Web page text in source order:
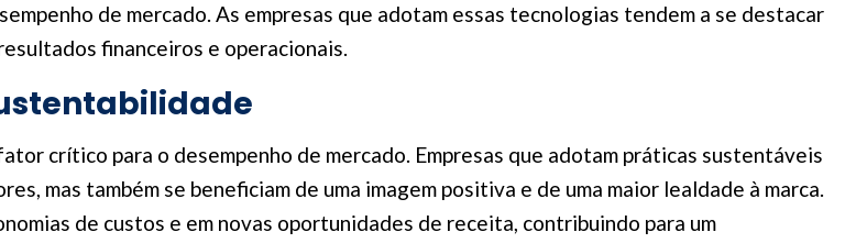
de mercado. As empresas que adotam essas tecnologias tendem a se destacar
financeiros e operacionais.
crítico para o desempenho de mercado. Empresas que adotam práticas sustentáveis
mas também se beneficiam de uma imagem positiva e de uma maior lealdade à marca.
de custos e em novas oportunidades de receita, contribuindo para um